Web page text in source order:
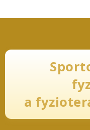
a